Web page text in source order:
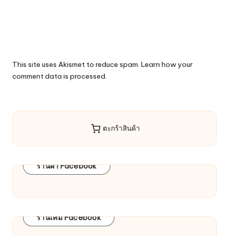
This site uses Akismet to reduce spam. Learn how your
comment data is processed.
ตะกร้าสินค้า
ร้านผ้า Facebook
ร้านเคมี Facebook